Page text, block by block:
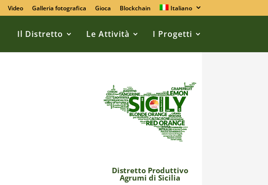
Video Galleria fotografica Gioca Blockchain Italiano
Il Distretto Le Attività I Progetti
Distretto Produttivo
Agrumi di Sicilia